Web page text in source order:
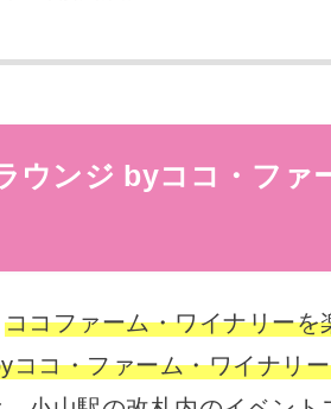
ウンジ byココ・ファ
ココファーム・ワイナリー
ココ・ファーム・ワイナリ